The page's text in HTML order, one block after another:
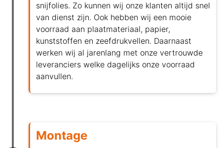
snijfolies. Zo kunnen wij onze klanten altijd snel
van dienst zijn. Ook hebben wij een mooie
voorraad aan plaatmateriaal, papier,
kunststoffen en zeefdrukvellen. Daarnaast
werken wij al jarenlang met onze vertrouwde
leveranciers welke dagelijks onze voorraad
aanvullen.
Montage